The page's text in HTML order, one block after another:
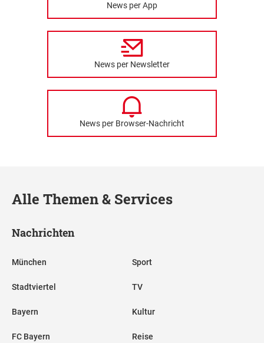
News per App
News per Newsletter
News per Browser-Nachricht
Alle Themen & Services
Nachrichten
München
Stadtviertel
Bayern
FC Bayern
Sport
TV
Kultur
Reise